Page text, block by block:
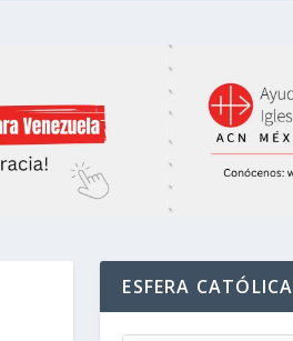
ESFERA CATÓLICA